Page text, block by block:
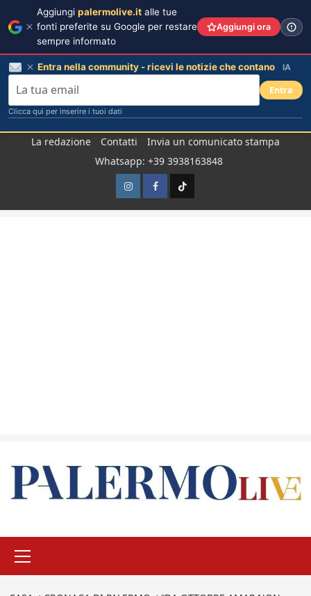
La redazione Contatti
Invia un comunicato stampa
Whatsapp: +39 3938163848
InstagramFacebook
TikTok
principale
Aggiungi palermolive.it alle tue
fonti preferite su Google per restare
sempre informato
Aggiungi ora
Entra nella community - ricevi le notizie che contano IA
Entra
Clicca qui per inserire i tuoi dati